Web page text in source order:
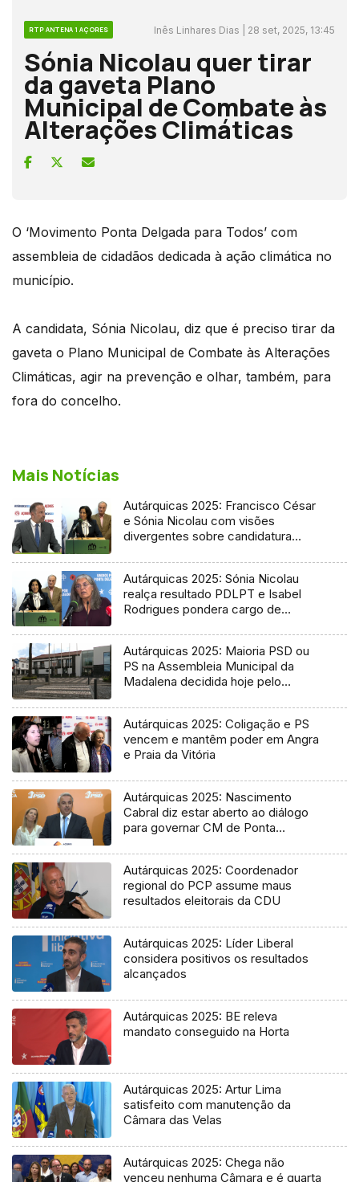
RTP ANTENA 1 AÇORES Inês Linhares Dias | 28 set, 2025, 13:45
Sónia Nicolau quer tirar
da gaveta Plano
Municipal de Combate às
Alterações Climáticas
O ‘Movimento Ponta Delgada para Todos’ com
assembleia de cidadãos dedicada à ação climática no
município.
A candidata, Sónia Nicolau, diz que é preciso tirar da
gaveta o Plano Municipal de Combate às Alterações
Climáticas, agir na prevenção e olhar, também, para
fora do concelho.
Mais Notícias
Autárquicas 2025: Francisco César
e Sónia Nicolau com visões
divergentes sobre candidatura
Autárquicas 2025: Sónia Nicolau
realça resultado PDLPT e Isabel
Rodrigues pondera cargo de
Autárquicas 2025: Maioria PSD ou
PS na Assembleia Municipal da
Madalena decidida hoje pelo
Autárquicas 2025: Coligação e PS
vencem e mantêm poder em Angra
e Praia da Vitória
Autárquicas 2025: Nascimento
Cabral diz estar aberto ao diálogo
para governar CM de Ponta
Autárquicas 2025: Coordenador
regional do PCP assume maus
resultados eleitorais da CDU
Autárquicas 2025: Líder Liberal
considera positivos os resultados
alcançados
Autárquicas 2025: BE releva
mandato conseguido na Horta
Autárquicas 2025: Artur Lima
satisfeito com manutenção da
Câmara das Velas
Autárquicas 2025: Chega não
venceu nenhuma Câmara e é quarta